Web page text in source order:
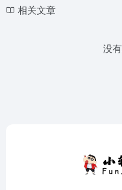
相关文章
没